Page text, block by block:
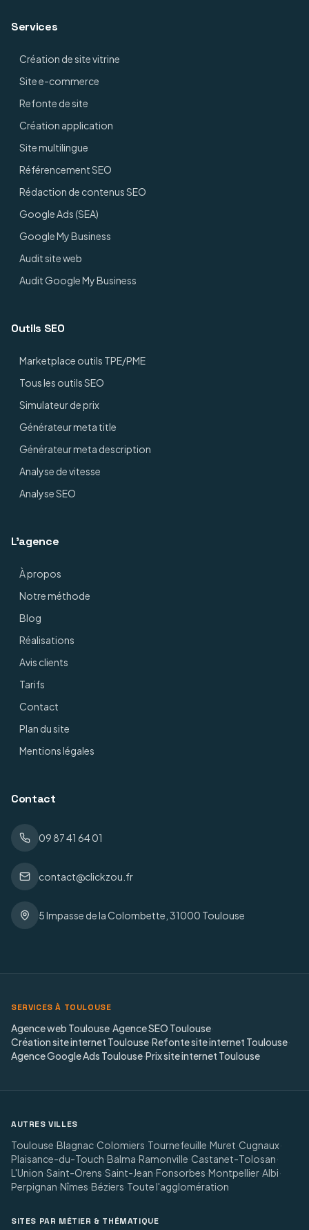
Services
Création de site vitrine
Site e-commerce
Refonte de site
Création application
Site multilingue
Référencement SEO
Rédaction de contenus SEO
Google Ads (SEA)
Google My Business
Audit site web
Audit Google My Business
Outils SEO
Marketplace outils TPE/PME
Tous les outils SEO
Simulateur de prix
Générateur meta title
Générateur meta description
Analyse de vitesse
Analyse SEO
L'agence
À propos
Notre méthode
Blog
Réalisations
Avis clients
Tarifs
Contact
Plan du site
Mentions légales
Contact
09 87 41 64 01
contact@clickzou.fr
5 Impasse de la Colombette, 31000 Toulouse
SERVICES À TOULOUSE
Agence web Toulouse·Agence SEO Toulouse·
Création site internet Toulouse·Refonte site internet Toulouse·
Agence Google Ads Toulouse·Prix site internet Toulouse
AUTRES VILLES
Toulouse·Blagnac·Colomiers·Tournefeuille·Muret·Cugnaux·
Plaisance-du-Touch·Balma·Ramonville·Castanet-Tolosan·
L'Union·Saint-Orens·Saint-Jean·Fonsorbes·Montpellier·Albi·
Perpignan·Nîmes·Béziers·Toute l'agglomération
SITES PAR MÉTIER & THÉMATIQUE